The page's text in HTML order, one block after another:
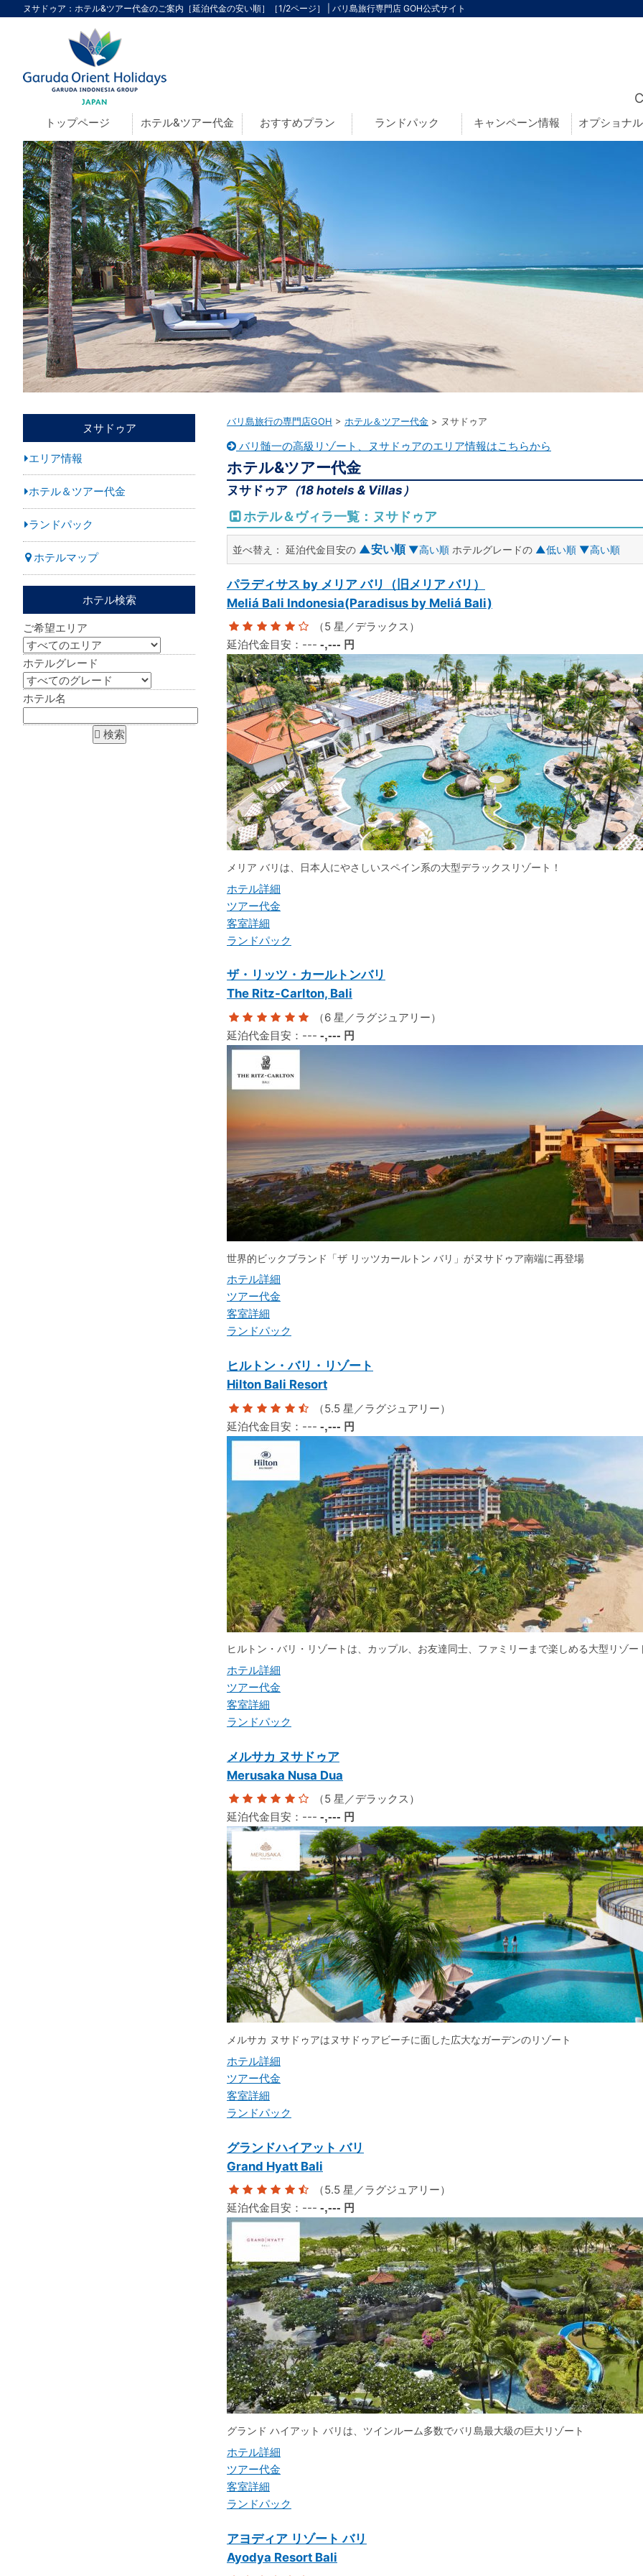
ヌサドゥア：ホテル&ツアー代金のご案内［延泊代金の安い順］［1/2ページ］ | バリ島旅行専門店 GOH公式サイト
トップページ ホテル&ツアー代金 おすすめプラン ランドパック キャンペーン情報 オプショナ
バリ島旅行の専門店GOH ホテル＆ツアー代金 ヌサドゥア
バリ髄一の高級リゾート、ヌサドゥアのエリア情報はこちらから
ホテル&ツアー代金
ヌサドゥア （18 hotels & Villas）
ホテル＆ヴィラ一覧：ヌサドゥア
並べ替え： 延泊代金目安の ▲安い順 ▼高い順 ホテルグレードの ▲低い順 ▼高い順
パラディサス by メリア バリ（旧メリア バリ）
Meliá Bali Indonesia(Paradisus by Meliá Bali)
（5 星／デラックス）
延泊代金目安： --- -,--- 円
メリア バリは、日本人にやさしいスペイン系の大型デラックスリゾート！
ホテル詳細
ツアー代金
客室詳細
ランドパック
ザ・リッツ・カールトンバリ
The Ritz-Carlton, Bali
（6 星／ラグジュアリー）
延泊代金目安： --- -,--- 円
世界的ビックブランド「ザ リッツカールトン バリ」がヌサドゥア南端に再登場
ホテル詳細
ツアー代金
客室詳細
ランドパック
ヒルトン・バリ・リゾート
Hilton Bali Resort
（5.5 星／ラグジュアリー）
延泊代金目安： --- -,--- 円
ヒルトン・バリ・リゾートは、カップル、お友達同士、ファミリーまで楽しめる大型リゾー
ホテル詳細
ツアー代金
客室詳細
ランドパック
メルサカ ヌサドゥア
Merusaka Nusa Dua
（5 星／デラックス）
延泊代金目安： --- -,--- 円
メルサカ ヌサドゥアはヌサドゥアビーチに面した広大なガーデンのリゾート
ホテル詳細
ツアー代金
客室詳細
ランドパック
グランドハイアット バリ
Grand Hyatt Bali
（5.5 星／ラグジュアリー）
延泊代金目安： --- -,--- 円
グランド ハイアット バリは、ツインルーム多数でバリ島最大級の巨大リゾート
ホテル詳細
ツアー代金
客室詳細
ランドパック
アヨディア リゾート バリ
Ayodya Resort Bali
ヌサドゥア
エリア情報
ホテル＆ツアー代金
ランドパック
ホテルマップ
ホテル検索
ご希望エリア
ホテルグレード
ホテル名